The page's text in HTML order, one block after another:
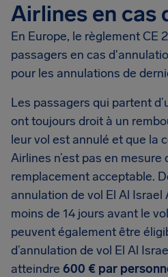
Airlines en cas
En Europe, le règlement CE
passagers en cas
pour les annulations de
Les passagers qui partent
ont toujours droit à un
leur vol est annulé et que la
Airlines n’est pas en
remplacement acceptable.
annulation de vol El Al
moins de 14 jours avant le
peuvent également être
d’annulation de vol El Al
atteindre 600 € par